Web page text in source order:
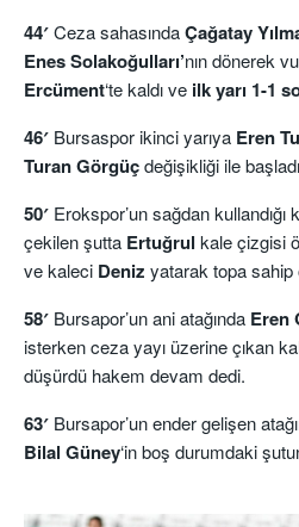
44′Ceza sahasındaÇağatay
Enes Solakoğulları’nın dönerek
Ercüment‘te kaldı ve ilk yarı 1-1
46′ Bursaspor ikinci yarıya Eren
Turan Görgüçdeğişikliği ile
50′ Erokspor’un sağdan
çekilen şutta Ertuğrul kale çizgisi
ve kaleci Deniz yatarak topa sahip
58′ Bursapor’un ani atağında Eren
isterken ceza yayı üzerine çıkan
düşürdü hakem devam dedi.
63′ Bursapor’un ender gelişen
Bilal Güney‘in boş durumdaki